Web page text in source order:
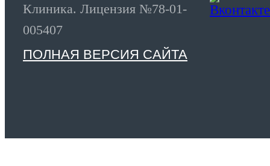
Клиника. Лицензия №78-01-
005407
ПОЛНАЯ ВЕРСИЯ САЙТА